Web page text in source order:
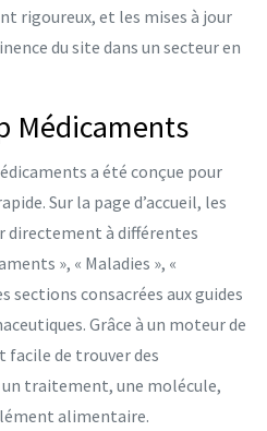
rigoureux, et les mises à jour
du site dans un secteur en
Médicaments
a été conçue pour
Sur la page d’accueil, les
directement à différentes
», « Maladies », «
sections consacrées aux guides
Grâce à un moteur de
de trouver des
traitement, une molécule,
alimentaire.